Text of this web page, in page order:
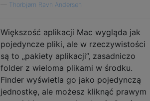
Thorbjørn Ravn Andersen
Większość aplikacji Mac wygląda jak
pojedyncze pliki, ale w rzeczywistości
są to „pakiety aplikacji”, zasadniczo
folder z wieloma plikami w środku.
Finder wyświetla go jako pojedynczą
jednostkę, ale możesz kliknąć prawym